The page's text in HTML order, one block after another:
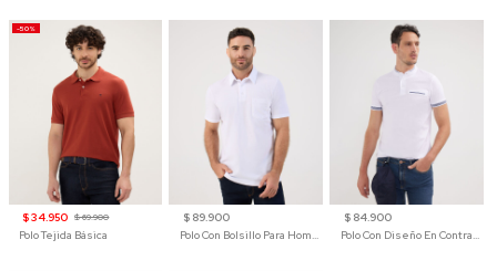
-50%
$ 34.950 $ 69.900
Polo Tejida Básica
$ 89.900
$ 84.900